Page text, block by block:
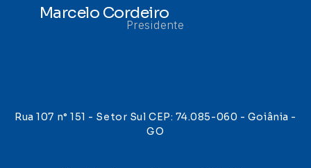
Marcelo Cordeiro
Presidente
Rua 107 n° 151 - Setor Sul CEP: 74.085-060 - Goiânia -
GO